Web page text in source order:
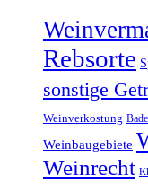
Rebsorte
sonstige
Weinverkostung
Weinbaugebiete
Weinrecht